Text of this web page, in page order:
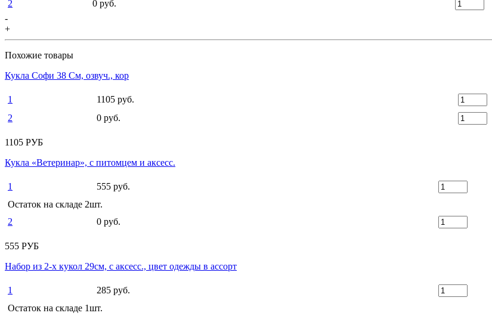
2
0 руб.
-
+
Похожие товары
Кукла Софи 38 См, озвуч., кор
1
1105 руб.
2
0 руб.
1105 РУБ
Кукла «Ветеринар», с питомцем и аксесс.
1
555 руб.
Остаток на складе 2шт.
2
0 руб.
555 РУБ
Набор из 2-х кукол 29см, с аксесс., цвет одежды в ассорт
1
285 руб.
Остаток на складе 1шт.